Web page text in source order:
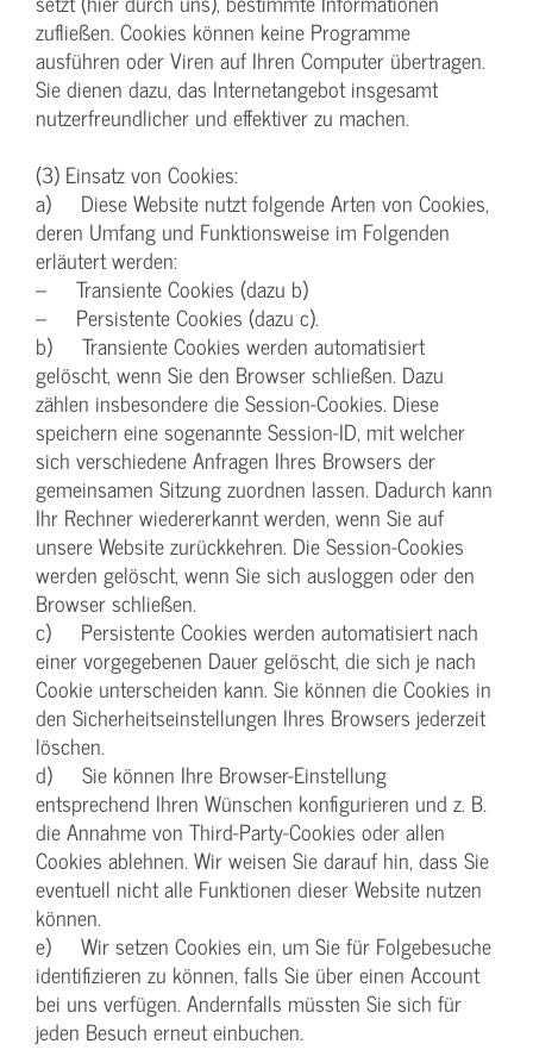
zufließen. Cookies können keine Programme
ausführen oder Viren auf Ihren Computer übertragen.
Sie dienen dazu, das Internetangebot insgesamt
nutzerfreundlicher und effektiver zu machen.
(3) Einsatz von Cookies:
a) Diese Website nutzt folgende Arten von Cookies,
deren Umfang und Funktionsweise im Folgenden
erläutert werden:
– Transiente Cookies (dazu b)
– Persistente Cookies (dazu c).
b) Transiente Cookies werden automatisiert
gelöscht, wenn Sie den Browser schließen. Dazu
zählen insbesondere die Session-Cookies. Diese
speichern eine sogenannte Session-ID, mit welcher
sich verschiedene Anfragen Ihres Browsers der
gemeinsamen Sitzung zuordnen lassen. Dadurch kann
Ihr Rechner wiedererkannt werden, wenn Sie auf
unsere Website zurückkehren. Die Session-Cookies
werden gelöscht, wenn Sie sich ausloggen oder den
Browser schließen.
c) Persistente Cookies werden automatisiert nach
einer vorgegebenen Dauer gelöscht, die sich je nach
Cookie unterscheiden kann. Sie können die Cookies in
den Sicherheitseinstellungen Ihres Browsers jederzeit
löschen.
d) Sie können Ihre Browser-Einstellung
entsprechend Ihren Wünschen konfigurieren und z. B.
die Annahme von Third-Party-Cookies oder allen
Cookies ablehnen. Wir weisen Sie darauf hin, dass Sie
eventuell nicht alle Funktionen dieser Website nutzen
können.
e) Wir setzen Cookies ein, um Sie für Folgebesuche
identifizieren zu können, falls Sie über einen Account
bei uns verfügen. Andernfalls müssten Sie sich für
jeden Besuch erneut einbuchen.